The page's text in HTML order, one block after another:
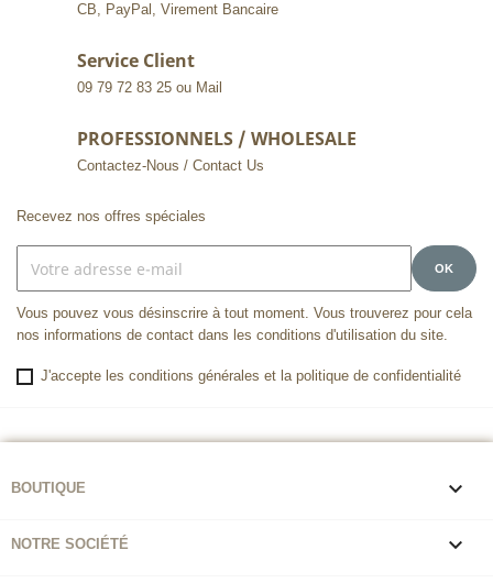
CB, PayPal, Virement Bancaire
Service Client
09 79 72 83 25 ou Mail
PROFESSIONNELS / WHOLESALE
Contactez-Nous / Contact Us
Recevez nos offres spéciales
Vous pouvez vous désinscrire à tout moment. Vous trouverez pour cela
nos informations de contact dans les conditions d'utilisation du site.
J'accepte les conditions générales et la politique de confidentialité
BOUTIQUE 
NOTRE SOCIÉTÉ 